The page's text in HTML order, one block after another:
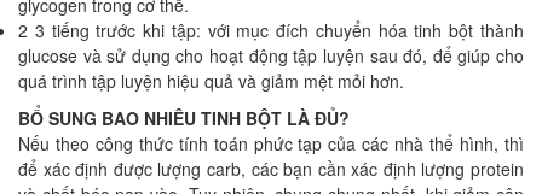
glycogen trong cơ thể.
2 3 tiếng trước khi tập: với mục đích chuyển hóa tinh bột thành
glucose và sử dụng cho hoạt động tập luyện sau đó, để giúp cho
quá trình tập luyện hiệu quả và giảm mệt mỏi hơn.
BỔ SUNG BAO NHIÊU TINH BỘT LÀ ĐỦ?
Nếu theo công thức tính toán phức tạp của các nhà thể hình, thì
để xác định được lượng carb, các bạn cần xác định lượng protein